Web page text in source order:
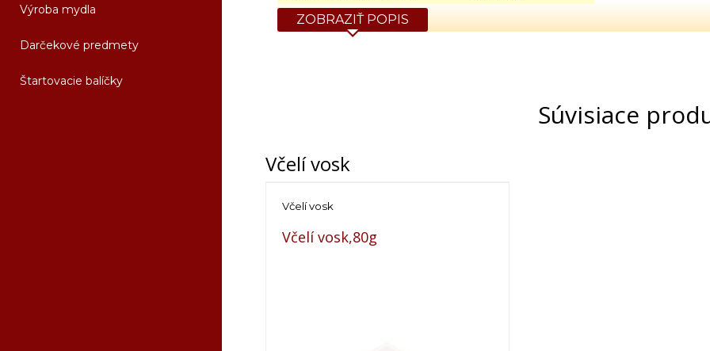
Výroba mydla
Darčekové predmety
Štartovacie balíčky
ZOBRAZIŤ POPIS
Súvisiace
Včelí vosk
Včelí vosk
Včelí vosk,80g